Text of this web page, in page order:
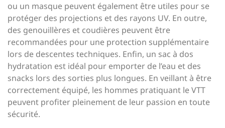
ou un masque peuvent également être utiles pour se
protéger des projections et des rayons UV. En outre,
des genouillères et coudières peuvent être
recommandées pour une protection supplémentaire
lors de descentes techniques. Enfin, un sac à dos
hydratation est idéal pour emporter de l’eau et des
snacks lors des sorties plus longues. En veillant à être
correctement équipé, les hommes pratiquant le VTT
peuvent profiter pleinement de leur passion en toute
sécurité.